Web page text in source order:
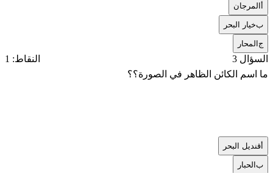
المرجان
بخيار البحر
جالمحار
السؤال 3
النقاط: 1
ما اسم الكائن الظاهر في الصورة؟؟
قنديل البحر
بالحبار